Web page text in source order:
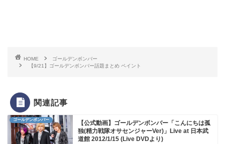
HOME
ゴールデンボンバー
【9/21】ゴールデンボンバー話題まとめ ペイント
関連記事
ゴールデンボンバー
【公式動画】ゴールデンボンバー「こんにちは孤
独(精力戦隊オサセンジャーVer)」Live at 日本武
道館 2012/1/15 (Live DVDより)